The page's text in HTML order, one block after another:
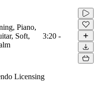
Piano,
Soft,
3:20 -
Licensing